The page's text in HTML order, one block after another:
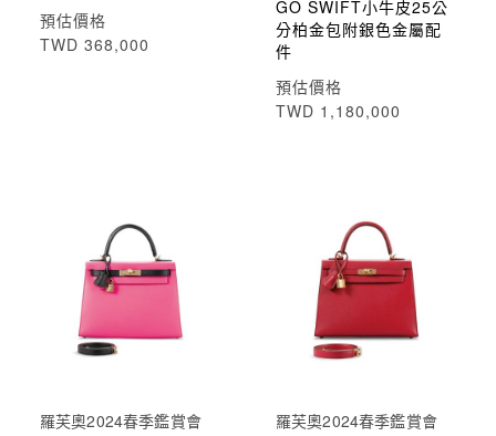
預估價格
TWD 368,000
GO SWIFT小牛皮25公
分柏金包附銀色金屬配
件
預估價格
TWD 1,180,000
羅芙奧2024春季鑑賞會 羅芙奧2024春季鑑賞會